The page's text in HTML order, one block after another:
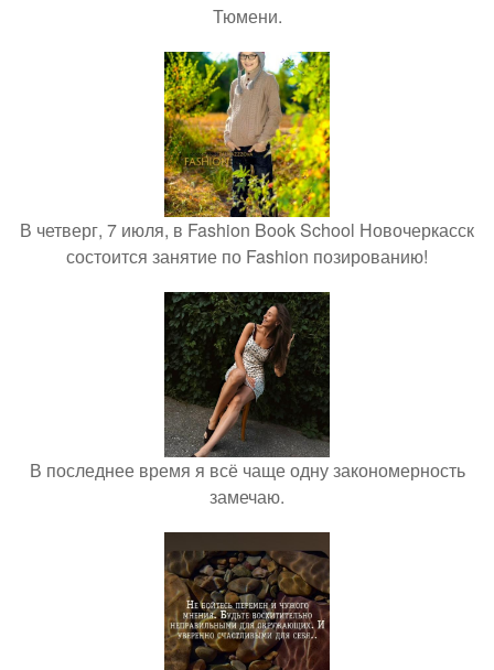
Тюмени.
В четверг, 7 июля, в Fashion Book School Новочеркасск
состоится занятие по Fashion позированию!
В последнее время я всё чаще одну закономерность
замечаю.